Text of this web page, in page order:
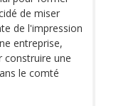
de miser
de l'impression
entreprise,
construire une
le comté